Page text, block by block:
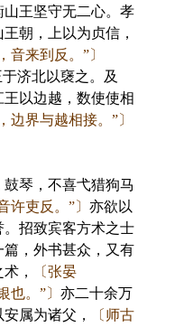
王坚守无二心。孝
朝，上以为贞信，
音来到反。”〕
济北以襃之。及
以边越，数使使相
边界与越相接。”〕
琴，不喜弋猎狗马
许吏反。”〕 亦欲以
招致宾客方术之士
，外书甚众，又有
，
〔张晏
也。”〕 亦二十余万
属为诸父，
〔师古